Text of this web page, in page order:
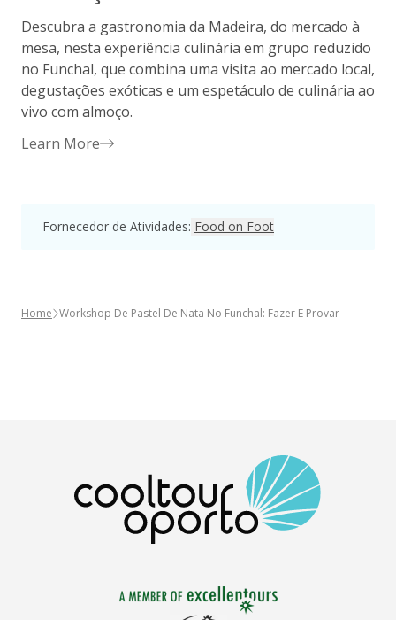
Descubra a gastronomia da Madeira, do mercado à
mesa, nesta experiência culinária em grupo reduzido
no Funchal, que combina uma visita ao mercado local,
degustações exóticas e um espetáculo de culinária ao
vivo com almoço.
Learn More
Fornecedor de Atividades: Food on Foot
Home Workshop De Pastel De Nata No Funchal: Fazer E Provar